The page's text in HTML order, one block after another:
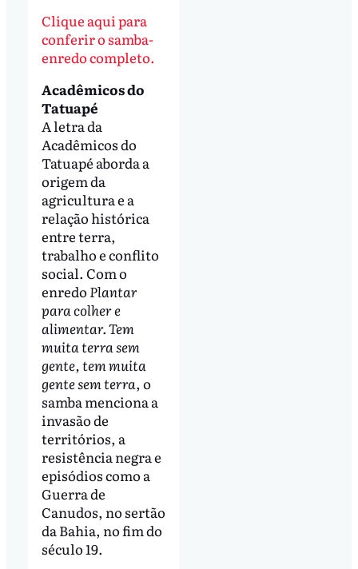
Clique aqui para
conferir o samba-
enredo completo.
Acadêmicos do
Tatuapé
A letra da
Acadêmicos do
Tatuapé aborda a
origem da
agricultura e a
relação histórica
entre terra,
trabalho e conflito
social. Com o
enredo Plantar
para colher e
alimentar. Tem
muita terra sem
gente, tem muita
gente sem terra, o
samba menciona a
invasão de
territórios, a
resistência negra e
episódios como a
Guerra de
Canudos, no sertão
da Bahia, no fim do
século 19.